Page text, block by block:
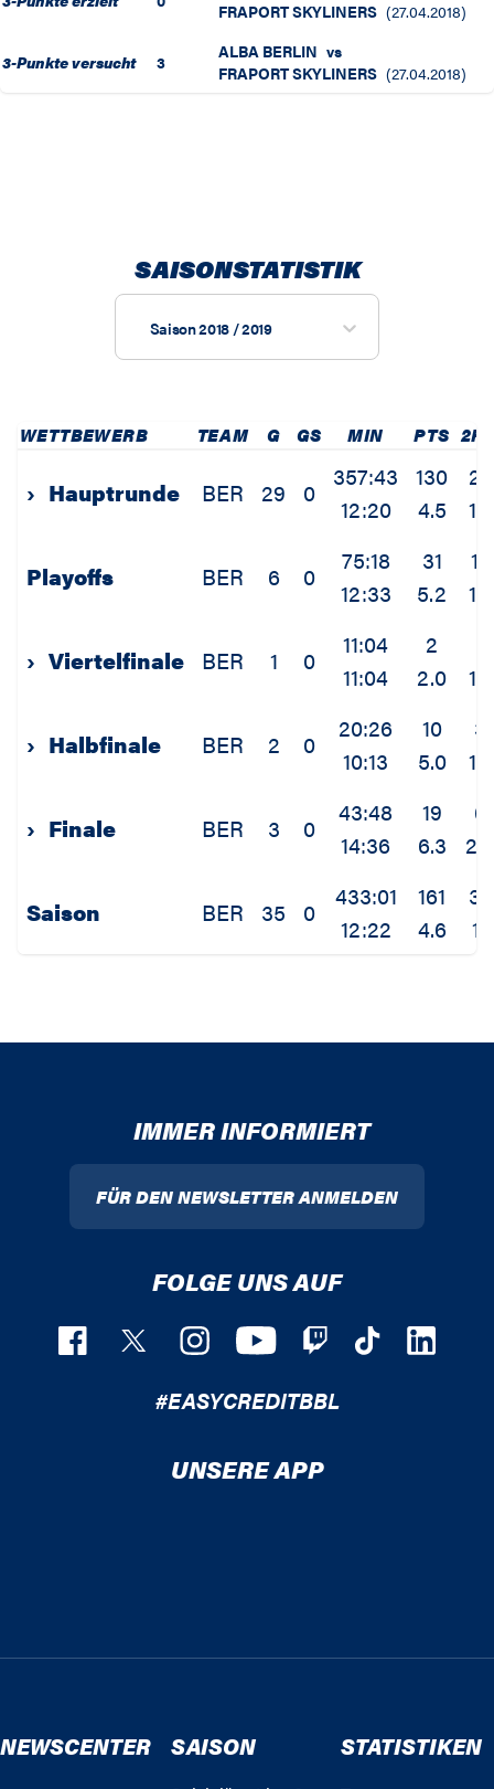
FRAPORT SKYLINERS (27.04.2018)
3-Punkte versucht 3 ALBA BERLIN vs
FRAPORT SKYLINERS (27.04.2018)
SAISONSTATISTIK
Saison 2018 / 2019
WETTBEWERB TEAM G GS MIN PTS
› Hauptrunde BER 29 0
357:43
12:20
130
4.5
29
1.0
Playoffs BER 6 0
75:18
12:33
31
5.2
10
1.7
› Viertelfinale BER 1 0
11:04
11:04
2
2.0
1.0
› Halbfinale BER 2 0
20:26
10:13
10
5.0
3
1.5
› Finale BER 3 0
43:48
14:36
19
6.3
6
2.0
Saison BER 35 0
433:01
12:22
161
4.6
39
1.1
IMMER INFORMIERT
FÜR DEN NEWSLETTER ANMELDEN
FOLGE UNS AUF
#EASYCREDITBBL
UNSERE APP
NEWSCENTER SAISON STATISTIKEN